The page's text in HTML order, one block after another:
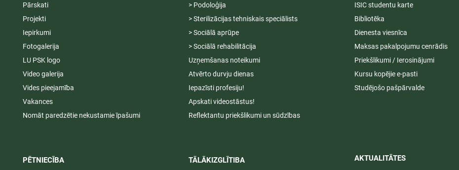
Pārskati
Projekti
Iepirkumi
Fotogalerija
LU PSK logo
Video galerija
Vides pieejamība
Vakances
Nomāt paredzētie nekustamie īpašumi
PĒTNIECĪBA
> Podoloģija
> Sterilizācijas tehniskais speciālists
> Sociālā aprūpe
> Sociālā rehabilitācija
Uzņemšanas noteikumi
Atvērto durvju dienas
Iepazīsti profesiju!
Apskati videostāstus!
Reflektantu priekšlikumi un sūdzības
TĀLĀKIZGLĪTIBA
ISIC studentu karte
Bibliotēka
Dienesta viesnīca
Maksas pakalpojumu cenrādis
Priekšlikumi / Ierosinājumi
Kursu kopējie e-pasti
Studējošo pašpārvalde
AKTUALITĀTES​​